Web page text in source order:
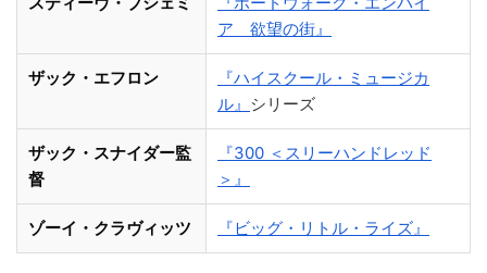
ア 欲望の街』
ザック・エフロン
『ハイスクール・ミュージカ
ル』 シリーズ
ザック・スナイダー監
督
『300 ＜スリーハンドレッド
＞』
ゾーイ・クラヴィッツ 『ビッグ・リトル・ライズ』